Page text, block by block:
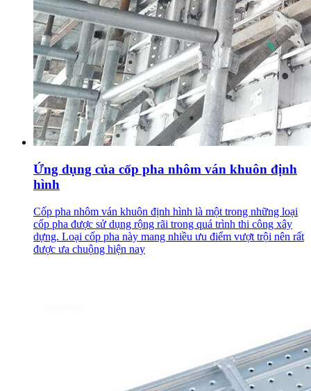
Ứng dụng của cốp pha nhôm ván khuôn định
hình
Cốp pha nhôm ván khuôn định hình là một trong những loại
cốp pha được sử dụng rộng rãi trong quá trình thi công xây
dựng. Loại cốp pha này mang nhiều ưu điểm vượt trội nên rất
được ưa chuộng hiện nay